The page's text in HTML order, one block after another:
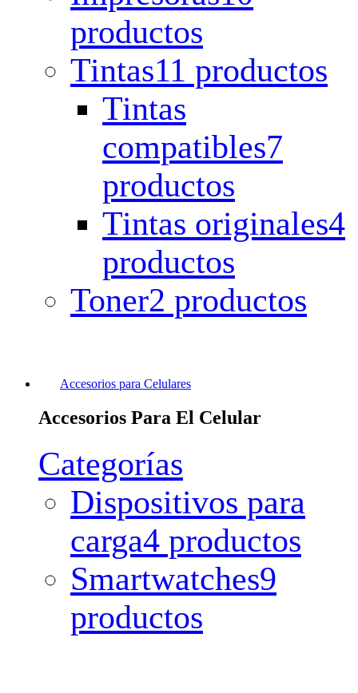
productos
Tintas11 productos
Tintas
compatibles7
productos
Tintas originales4
productos
Toner2 productos
Accesorios para Celulares
Accesorios Para El Celular
Categorías
Dispositivos para
carga4 productos
Smartwatches9
productos